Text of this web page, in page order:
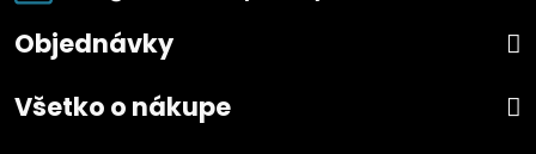
Objednávky
Všetko o nákupe